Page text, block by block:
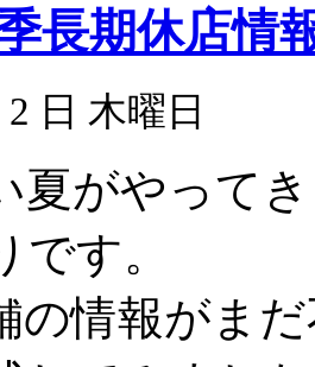
長期休店情
日 木曜日
夏がやって
です。
の情報がま